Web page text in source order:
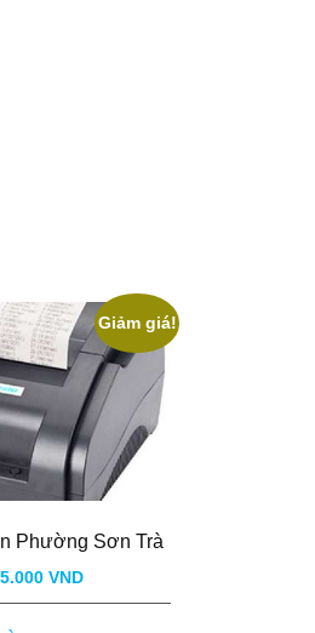
Giảm giá!
Phường Sơn Trà
VNDGiá
hiện